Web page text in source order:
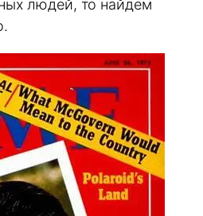
людей, то найдем